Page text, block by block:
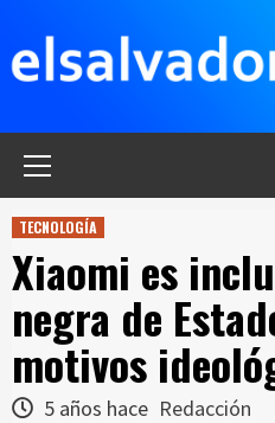
contenido
TECNOLOGÍA
Xiaomi es
negra de
motivos
5 años hace Redacción